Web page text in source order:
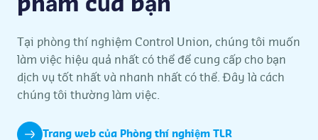
phẩm của bạn
Tại phòng thí nghiệm Control Union, chúng tôi muốn
làm việc hiệu quả nhất có thể để cung cấp cho bạn
dịch vụ tốt nhất và nhanh nhất có thể. Đây là cách
chúng tôi thường làm việc.
Trang web của Phòng thí nghiệm TLR